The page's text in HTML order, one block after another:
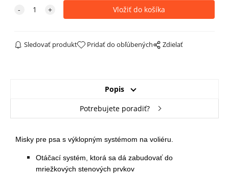
Sledovať produkt Pridať do obľúbených Zdielať
Popis
Potrebujete poradiť?
Misky pre psa s výklopným systémom na voliéru.
Otáčací systém, ktorá sa dá zabudovať do
mriežkových stenových prvkov